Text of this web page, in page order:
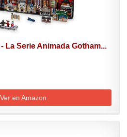
La Serie Animada Gotham...
Ver en Amazon